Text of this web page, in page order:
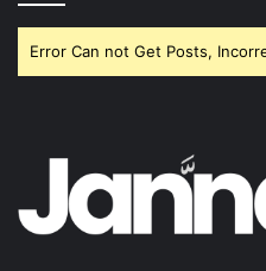
Error Can not Get Posts,